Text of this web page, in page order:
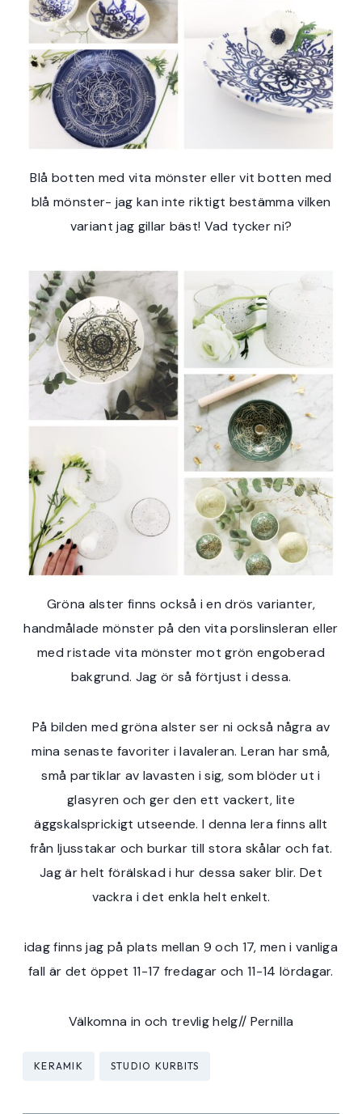
Blå botten med vita mönster eller vit botten med
blå mönster- jag kan inte riktigt bestämma vilken
variant jag gillar bäst! Vad tycker ni?
Gröna alster finns också i en drös varianter,
handmålade mönster på den vita porslinsleran eller
med ristade vita mönster mot grön engoberad
bakgrund. Jag ör så förtjust i dessa.
På bilden med gröna alster ser ni också några av
mina senaste favoriter i lavaleran. Leran har små,
små partiklar av lavasten i sig, som blöder ut i
glasyren och ger den ett vackert, lite
äggskalsprickigt utseende. I denna lera finns allt
från ljusstakar och burkar till stora skålar och fat.
Jag är helt förälskad i hur dessa saker blir. Det
vackra i det enkla helt enkelt.
idag finns jag på plats mellan 9 och 17, men i vanliga
fall är det öppet 11-17 fredagar och 11-14 lördagar.
Välkomna in och trevlig helg// Pernilla
KERAMIK STUDIO KURBITS